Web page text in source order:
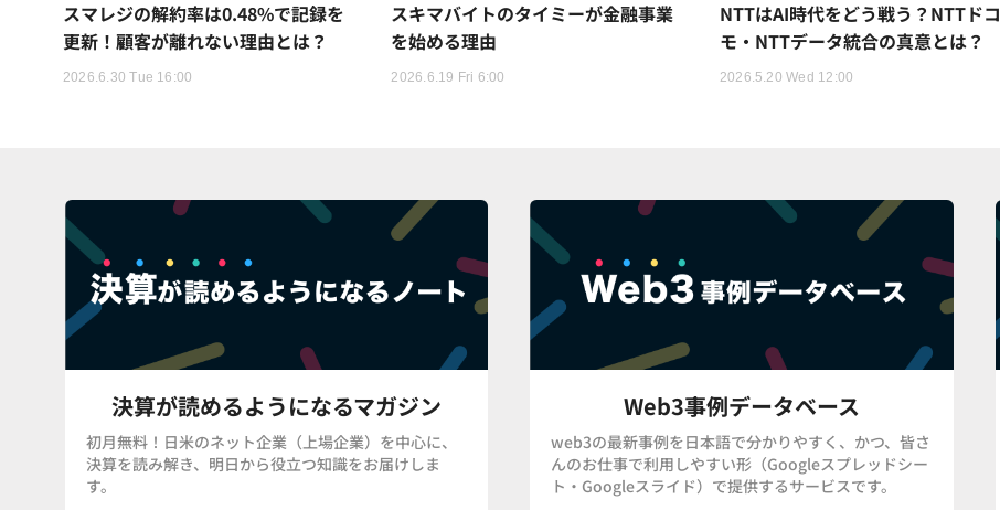
スマレジの解約率は0.48%で記録を
更新！顧客が離れない理由とは？
2026.6.30 Tue 16:00
スキマバイトのタイミーが金融事業
を始める理由
2026.6.19 Fri 6:00
NTTはAI時代をどう戦う？NTTドコ
モ・NTTデータ統合の真意とは？
2026.5.20 Wed 12:00
決算が読めるようになるマガジン
初月無料！日米のネット企業（上場企業）を中心に、
決算を読み解き、明日から役立つ知識をお届けしま
す。
Web3事例データベース
web3の最新事例を日本語で分かりやすく、かつ、皆さ
んのお仕事で利用しやすい形（Googleスプレッドシー
ト・Googleスライド）で提供するサービスです。